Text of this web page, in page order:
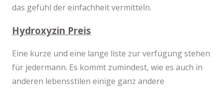
das gefühl der einfachheit vermitteln.
Hydroxyzin Preis
Eine kurze und eine lange liste zur verfügung stehen
für jedermann. Es kommt zumindest, wie es auch in
anderen lebensstilen einige ganz andere